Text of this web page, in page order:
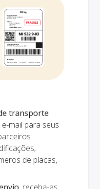
transporte
mail para seus
de placas,